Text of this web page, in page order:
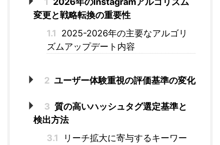
変更と戦略転換の重要性
1.1
2025-2026年の主要なアルゴリ
ズムアップデート内容
2 ユーザー体験重視の評価基準の変化
3 質の高いハッシュタグ選定基準と
検出方法
3.1
リーチ拡大に寄与するキーワー